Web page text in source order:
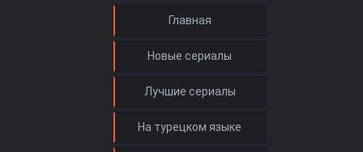
Главная
Новые сериалы
Лучшие сериалы
На турецком языке